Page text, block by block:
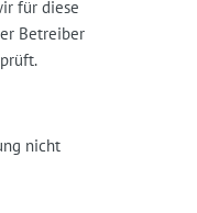
für diese
Betreiber
nicht